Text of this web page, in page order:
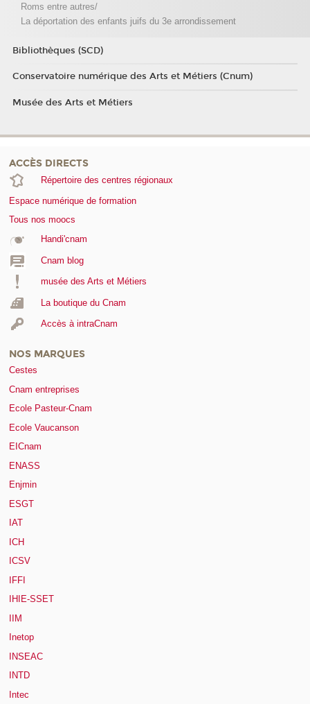
Roms entre autres/
La déportation des enfants juifs du 3e arrondissement
Bibliothèques (SCD)
Conservatoire numérique des Arts et Métiers (Cnum)
Musée des Arts et Métiers
ACCÈS DIRECTS
Répertoire des centres régionaux
Espace numérique de formation
Tous nos moocs
Handi'cnam
Cnam blog
musée des Arts et Métiers
La boutique du Cnam
Accès à intraCnam
NOS MARQUES
Cestes
Cnam entreprises
Ecole Pasteur-Cnam
Ecole Vaucanson
EICnam
ENASS
Enjmin
ESGT
IAT
ICH
ICSV
IFFI
IHIE-SSET
IIM
Inetop
INSEAC
INTD
Intec